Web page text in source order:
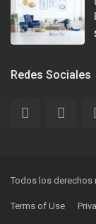
Redes Sociales
Todos los derechos
Terms of Use